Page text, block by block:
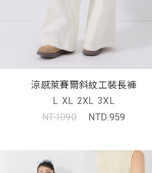
涼感萊賽爾斜紋工裝長褲
L XL 2XL 3XL
NT.1090
NTD.959